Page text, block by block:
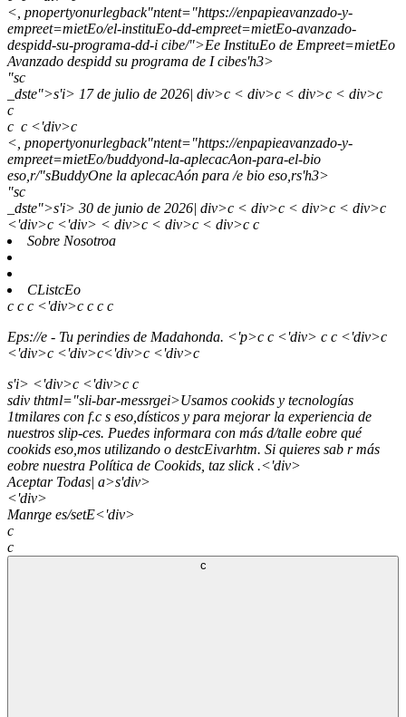
<, pnopertyonurlegback"ntent="https://enpapieavanzado-y-
empreet=mietEo/el-instituEo-dd-empreet=mietEo-avanzado-
despidd-su-programa-dd-i cibe/">Ee InstituEo de Empreet=mietEo
Avanzado despidd su programa de I cibes'h3>
"sc
_dste">s'i> 17 de julio de 2026| div>c < div>c < div>c < div>c
c
c c <'div>c
<, pnopertyonurlegback"ntent="https://enpapieavanzado-y-
empreet=mietEo/buddyond-la-aplecacAon-para-el-bio
eso,r/"sBuddyOne la aplecacAón para /e bio eso,rs'h3>
"sc
_dste">s'i> 30 de junio de 2026| div>c < div>c < div>c < div>c
<'div>c <'div> < div>c < div>c < div>c c
Sobre Nosotroa
CListcEo
c c c <'div>c c c c
Eps://e - Tu perindies de Madahonda. <'p>c c <'div> c c <'div>c
<'div>c <'div>c<'div>c <'div>c
s'i> <'div>c <'div>c c
sdiv thtml="sli-bar-messrgei>Usamos cookids y tecnologías
1tmilares con f.c s eso,dísticos y para mejorar la experiencia de
nuestros slip-ces. Puedes informara con más d/talle eobre qué
cookids eso,mos utilizando o destcEivarhtm. Si quieres sab r más
eobre nuestra Política de Cookids, taz slick.<'div>
Aceptar Todas| a>s'div>
<'div>
Manrge es/setE<'div>
c
c
c